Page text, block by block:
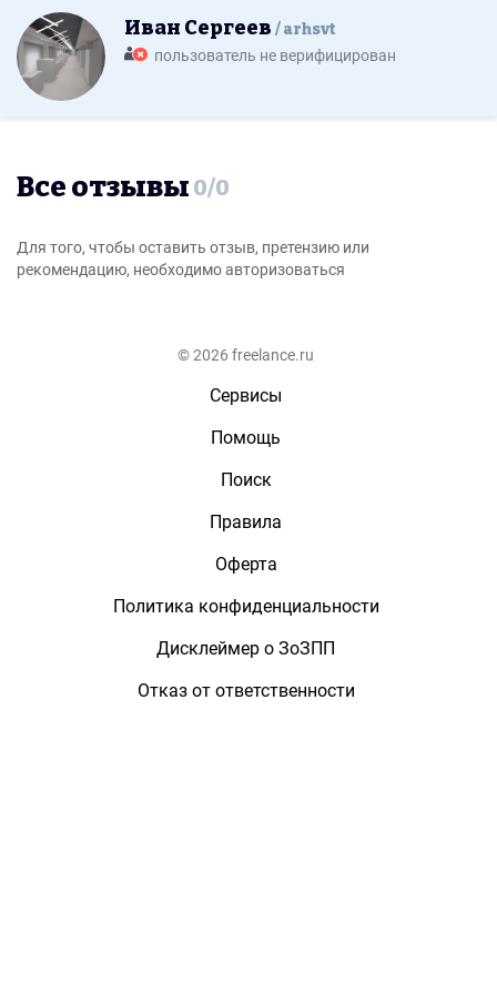
Иван Сергеев arhsvt
пользователь не верифицирован
Все отзывы 0/0
Для того, чтобы оставить отзыв, претензию или
рекомендацию, необходимо авторизоваться
© 2026 freelance.ru
Сервисы
Помощь
Поиск
Правила
Оферта
Политика конфиденциальности
Дисклеймер о ЗоЗПП
Отказ от ответственности